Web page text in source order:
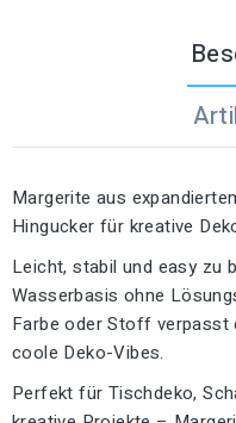
Margerite aus
Hingucker für kreative
Leicht, stabil und easy zu
Wasserbasis ohne
Farbe oder Stoff verpasst
coole Deko-Vibes.
Perfekt für Tischdeko,